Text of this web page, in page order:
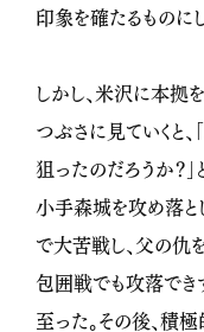
印象を確たるものに
しかし、米沢に本拠
つぶさに見ていくと
狙ったのだろうか？」
小手森城を攻め落
で大苦戦し、父の仇
包囲戦でも攻落でき
至った。その後、積